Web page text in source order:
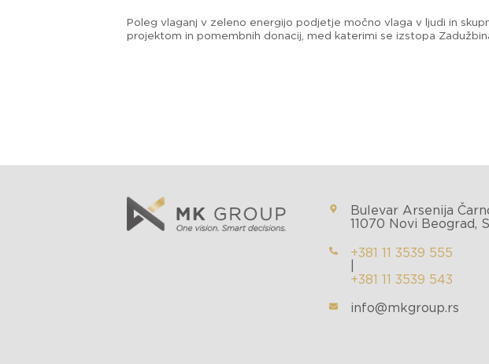
Poleg vlaganj v zeleno energijo podjetje močno vlaga v ljudi in
projektom in pomembnih donacij, med katerimi se izstopa
Bulevar Arsenija
11070 Novi Beograd,
+381 11 3539 555
+381 11 3539 543
info@mkgroup.rs